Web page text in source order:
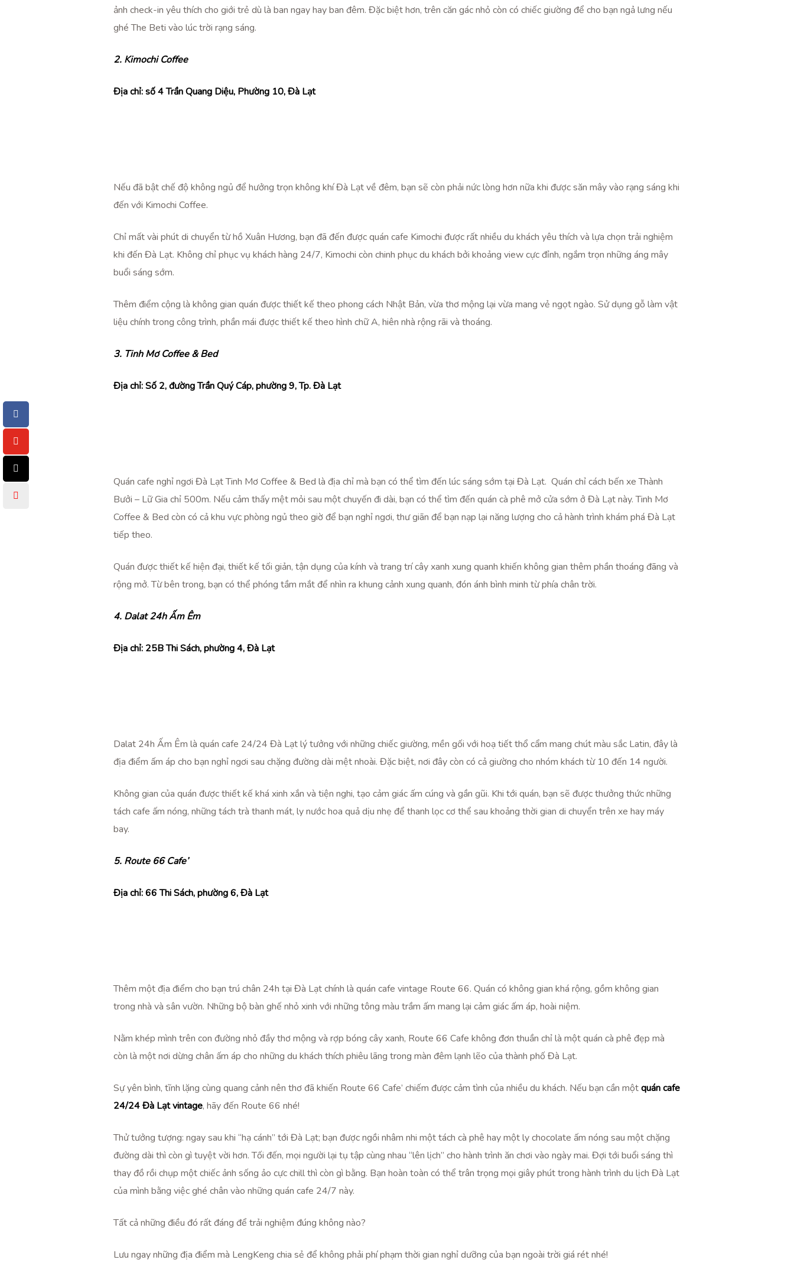
ảnh check-in yêu thích cho giới trẻ dù là ban ngay hay ban đêm. Đặc biệt hơn, trên căn gác nhỏ còn có chiếc giường để cho bạn ngả lưng nếu
ghé The Beti vào lúc trời rạng sáng.
2. Kimochi Coffee
Địa chỉ:số 4 Trần Quang Diệu, Phường 10, Đà Lạt
Nếu đã bật chế độ không ngủ để hưởng trọn không khí Đà Lạt về đêm, bạn sẽ còn phải nức lòng hơn nữa khi được săn mây vào rạng sáng khi
đến với Kimochi Coffee.
Chỉ mất vài phút di chuyển từ hồ Xuân Hương, bạn đã đến được quán cafe Kimochi được rất nhiều du khách yêu thích và lựa chọn trải nghiệm
khi đến Đà Lạt. Không chỉ phục vụ khách hàng 24/7, Kimochi còn chinh phục du khách bởi khoảng view cực đỉnh, ngắm trọn những áng mây
buổi sáng sớm.
Thêm điểm cộng là không gian quán được thiết kế theo phong cách Nhật Bản, vừa thơ mộng lại vừa mang vẻ ngọt ngào. Sử dụng gỗ làm vật
liệu chính trong công trình, phần mái được thiết kế theo hình chữ A, hiên nhà rộng rãi và thoáng.
3. Tinh Mơ Coffee & Bed
Địa chỉ:Số 2, đường Trần Quý Cáp, phường 9, Tp. Đà Lạt
Quán cafe nghỉ ngơi Đà Lạt Tinh Mơ Coffee & Bed là địa chỉ mà bạn có thể tìm đến lúc sáng sớm tại Đà Lạt. Quán chỉ cách bến xe Thành
Bưởi – Lữ Gia chỉ 500m. Nếu cảm thấy mệt mỏi sau một chuyến đi dài, bạn có thể tìm đến quán cà phê mở cửa sớm ở Đà Lạt này. Tinh Mơ
Coffee & Bed còn có cả khu vực phòng ngủ theo giờ để bạn nghỉ ngơi, thư giãn để bạn nạp lại năng lượng cho cả hành trình khám phá Đà Lạt
tiếp theo.
Quán được thiết kế hiện đại, thiết kế tối giản, tận dụng của kính và trang trí cây xanh xung quanh khiến không gian thêm phần thoáng đãng và
rộng mở. Từ bên trong, bạn có thể phóng tầm mắt để nhìn ra khung cảnh xung quanh, đón ánh bình minh từ phía chân trời.
4. Dalat 24h Ấm Êm
Địa chỉ: 25B Thi Sách, phường 4, Đà Lạt
Dalat 24h Ấm Êm là quán cafe 24/24 Đà Lạt lý tưởng với những chiếc giường, mền gối với hoạ tiết thổ cẩm mang chút màu sắc Latin, đây là
địa điểm ấm áp cho bạn nghỉ ngơi sau chặng đường dài mệt nhoài. Đặc biệt, nơi đây còn có cả giường cho nhóm khách từ 10 đến 14 người.
Không gian của quán được thiết kế khá xinh xắn và tiện nghi, tạo cảm giác ấm cúng và gần gũi. Khi tới quán, bạn sẽ được thưởng thức những
tách cafe ấm nóng, những tách trà thanh mát, ly nước hoa quả dịu nhẹ để thanh lọc cơ thể sau khoảng thời gian di chuyển trên xe hay máy
bay.
5. Route 66 Cafe’
Địa chỉ:66 Thi Sách, phường 6, Đà Lạt
Thêm một địa điểm cho bạn trú chân 24h tại Đà Lạt chính là quán cafe vintage Route 66. Quán có không gian khá rộng, gồm không gian
trong nhà và sân vườn. Những bộ bàn ghế nhỏ xinh với những tông màu trầm ấm mang lại cảm giác ấm áp, hoài niệm.
Nằm khép mình trên con đường nhỏ đầy thơ mộng và rợp bóng cây xanh, Route 66 Cafe không đơn thuần chỉ là một quán cà phê đẹp mà
còn là một nơi dừng chân ấm áp cho những du khách thích phiêu lãng trong màn đêm lạnh lẽo của thành phố Đà Lạt.
Sự yên bình, tĩnh lặng cùng quang cảnh nên thơ đã khiến Route 66 Cafe’ chiếm được cảm tình của nhiều du khách. Nếu bạn cần mộtquán cafe
24/24 Đà Lạt vintage, hãy đến Route 66 nhé!
Thử tưởng tượng: ngay sau khi “hạ cánh” tới Đà Lạt; bạn được ngồi nhâm nhi một tách cà phê hay một ly chocolate ấm nóng sau một chặng
đường dài thì còn gì tuyệt vời hơn. Tối đến, mọi người lại tụ tập cùng nhau “lên lịch” cho hành trình ăn chơi vào ngày mai. Đợi tới buổi sáng thì
thay đồ rồi chụp một chiếc ảnh sống ảo cực chill thì còn gì bằng. Bạn hoàn toàn có thể trân trọng mọi giây phút trong hành trình du lịch Đà Lạt
của mình bằng việc ghé chân vào những quán cafe 24/7 này.
Tất cả những điều đó rất đáng để trải nghiệm đúng không nào?
Lưu ngay những địa điểm mà LengKeng chia sẻ để không phải phí phạm thời gian nghỉ dưỡng của bạn ngoài trời giá rét nhé!